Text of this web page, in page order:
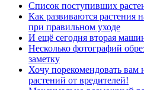
Список поступивших
Как развиваются растения
при правильном уходе
И ещё сегодня вторая
Несколько фотографий
заметку
Хочу порекомендовать
растений от вредителей!